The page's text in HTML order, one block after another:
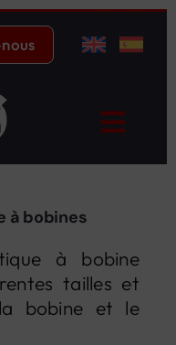
à bobines
à bobine
tailles et
bobine et le